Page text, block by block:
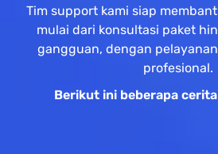
Tim support kami siap
mulai dari konsultasi paket
gangguan, dengan
profesional.
Berikut ini beberapa